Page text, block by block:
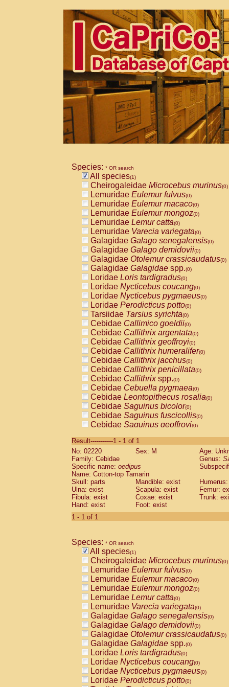
Species: * OR search
All species(1)
Cheirogaleidae Microcebus murinus(0)
Lemuridae Eulemur fulvus(0)
Lemuridae Eulemur macaco(0)
Lemuridae Eulemur mongoz(0)
Lemuridae Lemur catta(0)
Lemuridae Varecia variegata(0)
Galagidae Galago senegalensis(0)
Galagidae Galago demidovii(0)
Galagidae Otolemur crassicaudatus(0)
Galagidae Galagidae spp.(0)
Loridae Loris tardigradus(0)
Loridae Nycticebus coucang(0)
Loridae Nycticebus pygmaeus(0)
Loridae Perodicticus potto(0)
Tarsiidae Tarsius syrichta(0)
Cebidae Callimico goeldii(0)
Cebidae Callithrix argentata(0)
Cebidae Callithrix geoffroyi(0)
Cebidae Callithrix humeralifer(0)
Cebidae Callithrix jacchus(0)
Cebidae Callithrix penicillata(0)
Cebidae Callithrixspp.(0)
Cebidae Cebuella pygmaea(0)
Cebidae Leontopithecus rosalia(0)
Cebidae Saguinus bicolor(0)
Cebidae Saguinus fuscicollis(0)
Cebidae Saguinus geoffroyi(0)
CebidaeSaguinus labiatus(0)
Cebidae Saguinus leucopus (0)
Cebidae
CebidaeSaguinus mystax
Cebidae Saguinus nigricollis (0)
Cebidae Saguinus oedipus
Cebidae Saguinus weddelli
Cebidae Saguinusspp.
Cebidae
CebidaeCebus capucinus
CebidaeCebus nigrivittatus
CebidaeCebus spp.(0)
CebidaeSaimiri boliviensis(0)
CebidaeSaimiri sciureus(0)
AtelidaeAlouatta caraya(0)
AtelidaeAlouatta fusca(0)
AtelidaeAlouatta seniculus(0)
AtelidaeAlouattaspp.(0)
AtelidaeAteles belzebuth(0)
AtelidaeAteles geoffroyi(0)
AtelidaeAteles paniscus(0)
AtelidaeAtelesspp.(0)
AtelidaeLagothrix lagothricha(0)
AtelidaeLagothrix lagothricha cana
PitheciidaeCacajao calvus
Result-----------1 - 1 of 1
No: 02220
Sex: M
Age:
Family: Cebidae
Genus:
Specific name: oedipus
Name: Cotton-top Tamarin
Skull: parts
Mandible: exist
Ulna: exist
Scapula: exist
Femur:
Fibula: exist
Coxae: exist
Trunk:
Hand: exist
Foot: exist
1 - 1 of 1
Species: * OR search
All species(1)
Cheirogaleidae Microcebus murinus(0)
Lemuridae Eulemur fulvus(0)
Lemuridae Eulemur macaco(0)
Lemuridae Eulemur mongoz(0)
Lemuridae Lemur catta(0)
Lemuridae Varecia variegata(0)
Galagidae Galago senegalensis(0)
Galagidae Galago demidovii(0)
Galagidae Otolemur crassicaudatus(0)
Galagidae Galagidae spp.(0)
Loridae Loris tardigradus(0)
Loridae Nycticebus coucang(0)
Loridae Nycticebus pygmaeus(0)
Loridae Perodicticus potto(0)